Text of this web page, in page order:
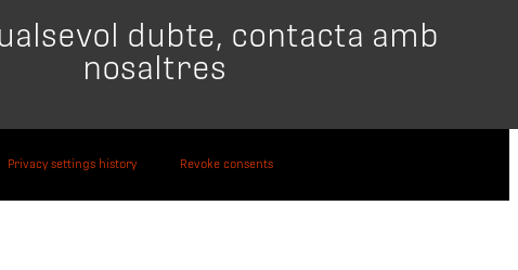
dubte, contacta amb
nosaltres
Privacy settings history Revoke consents